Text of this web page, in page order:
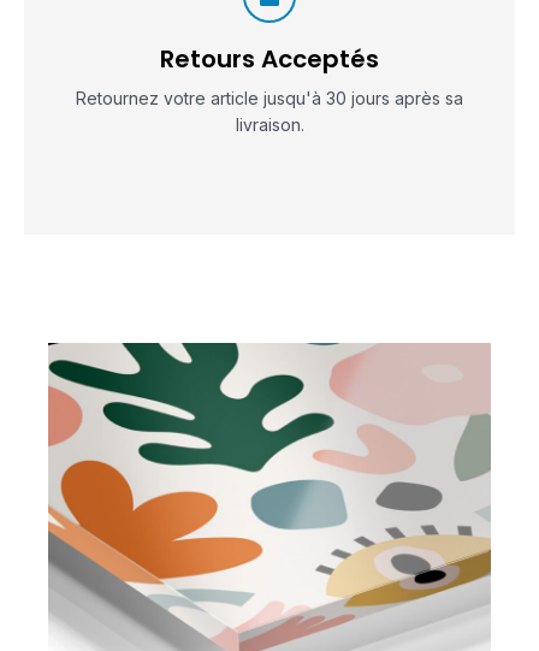
Retours Acceptés
Retournez votre article jusqu'à 30 jours après sa
livraison.